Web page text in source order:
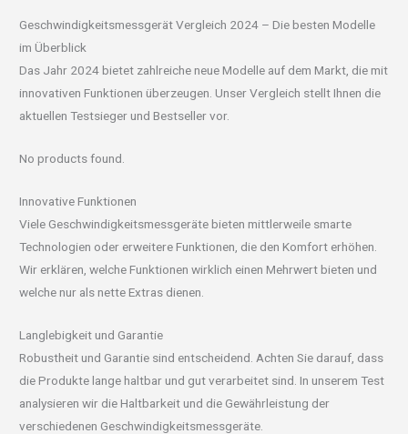
Geschwindigkeitsmessgerät Vergleich 2024 – Die besten Modelle
im Überblick
Das Jahr 2024 bietet zahlreiche neue Modelle auf dem Markt, die mit
innovativen Funktionen überzeugen. Unser Vergleich stellt Ihnen die
aktuellen Testsieger und Bestseller vor.
No products found.
Innovative Funktionen
Viele Geschwindigkeitsmessgeräte bieten mittlerweile smarte
Technologien oder erweitere Funktionen, die den Komfort erhöhen.
Wir erklären, welche Funktionen wirklich einen Mehrwert bieten und
welche nur als nette Extras dienen.
Langlebigkeit und Garantie
Robustheit und Garantie sind entscheidend. Achten Sie darauf, dass
die Produkte lange haltbar und gut verarbeitet sind. In unserem Test
analysieren wir die Haltbarkeit und die Gewährleistung der
verschiedenen Geschwindigkeitsmessgeräte.